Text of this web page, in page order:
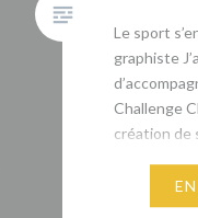
Le sport
graphiste
Challenge
création de
l’édition